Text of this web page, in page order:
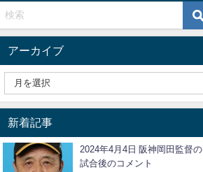
アーカイブ
新着記事
2024年4月4日 阪神岡田監督の
試合後のコメント